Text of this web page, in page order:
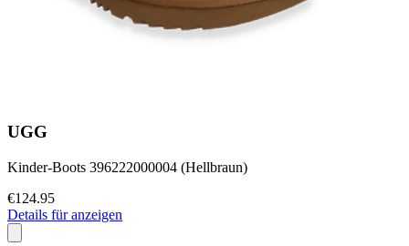
UGG
Kinder-Boots 396222000004 (Hellbraun)
€124.95
Details für anzeigen